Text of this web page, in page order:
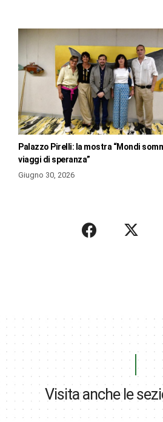
Palazzo Pirelli: la mostra “Mondi
viaggi di speranza”
Giugno 30, 2026
Visita anche le